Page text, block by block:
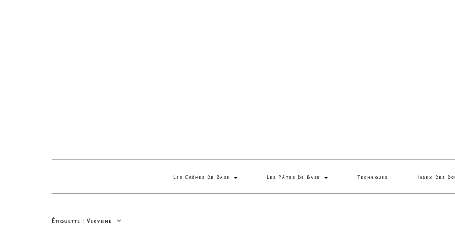
Les Crèmes De Base Les Pâtes De Base Techniques Index Des
Étiquette : Verveine